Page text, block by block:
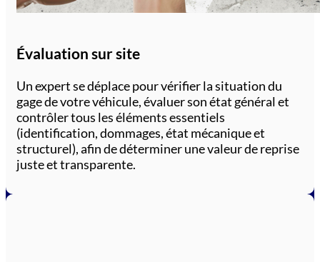
Évaluation sur site
Un expert se déplace pour vérifier la situation du
gage de votre véhicule, évaluer son état général et
contrôler tous les éléments essentiels
(identification, dommages, état mécanique et
structurel), afin de déterminer une valeur de reprise
juste et transparente.